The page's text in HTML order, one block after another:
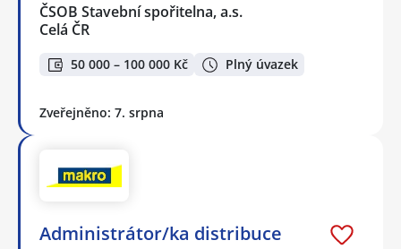
ČSOB Stavební spořitelna, a.s.
Celá ČR
50 000 – 100 000 Kč Plný úvazek
Zveřejněno: 7. srpna
Administrátor/ka distribuce